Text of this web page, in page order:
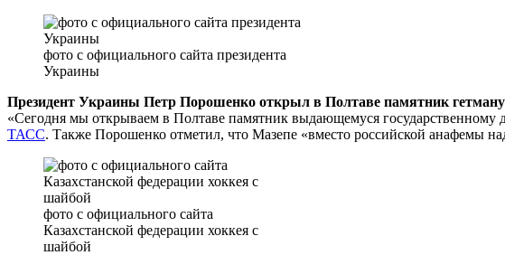
фото с официального сайта президента
Украины
Президент Украины Петр Порошенко открыл в Полтаве памятник
«Сегодня мы открываем в Полтаве памятник выдающемуся
ТАСС. Также Порошенко отметил, что Мазепе «вместо российской анафемы
фото с официального сайта
Казахстанской федерации хоккея с
шайбой